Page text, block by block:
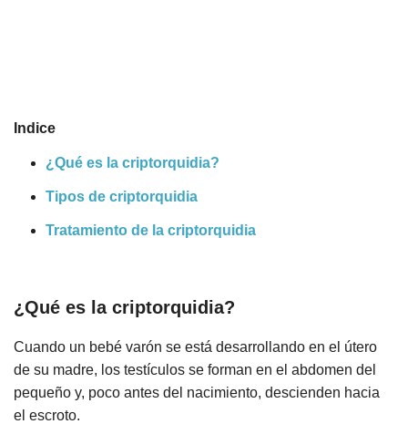
Indice
¿Qué es la criptorquidia?
Tipos de criptorquidia
Tratamiento de la criptorquidia
¿Qué es la criptorquidia?
Cuando un bebé varón se está desarrollando en el útero
de su madre, los testículos se forman en el abdomen del
pequeño y, poco antes del nacimiento, descienden hacia
el escroto.